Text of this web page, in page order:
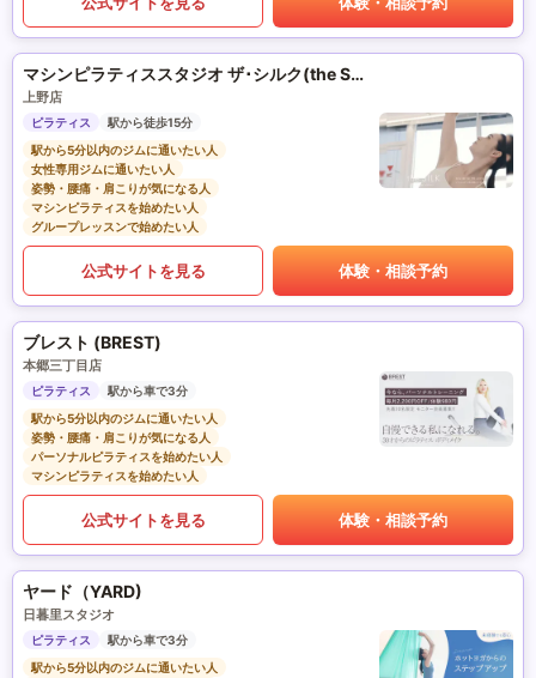
マシンピラティススタジオ ザ･シルク(the SILK)
上野店
ピラティス
駅から徒歩15分
駅から5分以内のジムに通いたい人
女性専用ジムに通いたい人
姿勢・腰痛・肩こりが気になる人
マシンピラティスを始めたい人
グループレッスンで始めたい人
公式サイトを見る 体験・相談予約
ブレスト (BREST)
本郷三丁目店
ピラティス
駅から車で3分
駅から5分以内のジムに通いたい人
姿勢・腰痛・肩こりが気になる人
パーソナルピラティスを始めたい人
マシンピラティスを始めたい人
公式サイトを見る 体験・相談予約
ヤード（YARD)
日暮里スタジオ
ピラティス
駅から車で3分
駅から5分以内のジムに通いたい人